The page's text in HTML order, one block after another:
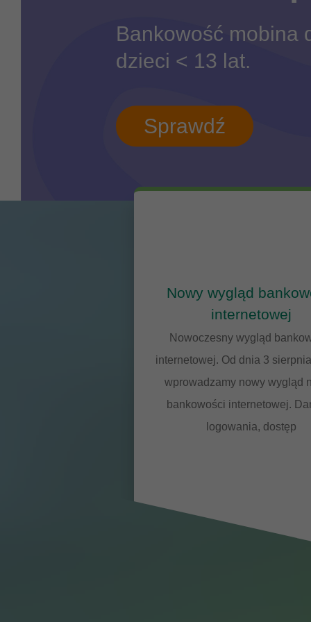
Bankowość mobina
dzieci < 13 lat.
Sprawdź
Nowy wygląd
internetowej
Nowoczesny wygląd
internetowej. Od dnia 3
wprowadzamy nowy wygląd
bankowości internetowej.
logowania, dostęp